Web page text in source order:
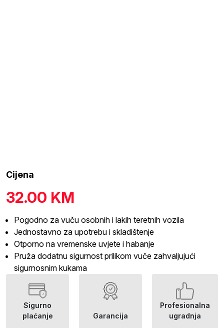
Cijena
32.00 KM
Pogodno za vuču osobnih i lakih teretnih vozila
Jednostavno za upotrebu i skladištenje
Otporno na vremenske uvjete i habanje
Pruža dodatnu sigurnost prilikom vuče zahvaljujući
sigurnosnim kukama
Sigurno
plaćanje
Garancija
Profesionalna
ugradnja